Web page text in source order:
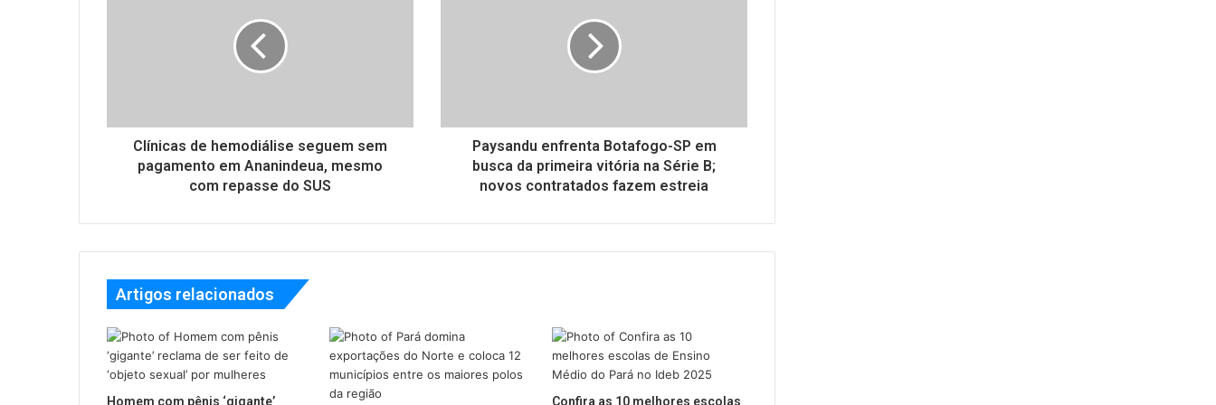
Clínicas de hemodiálise seguem sem
pagamento em Ananindeua, mesmo
com repasse do SUS
Paysandu enfrenta Botafogo-SP em
busca da primeira vitória na Série B;
novos contratados fazem estreia
Artigos relacionados
Homem com pênis ‘gigante’ Confira as 10 melhores escolas